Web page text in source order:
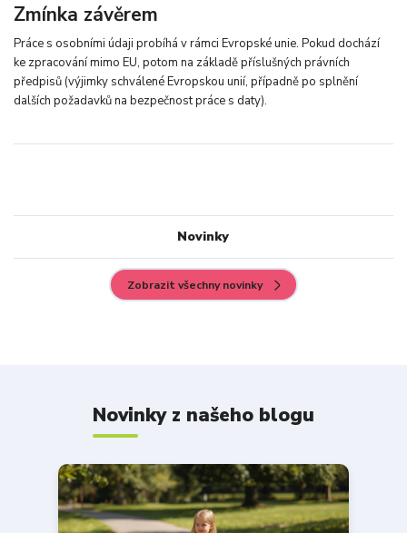
Novinky
Zobrazit všechny novinky
Zmínka závěrem
Práce s osobními údaji probíhá v rámci Evropské unie. Pokud dochází
ke zpracování mimo EU, potom na základě příslušných právních
předpisů (výjimky schválené Evropskou unií, případně po splnění
dalších požadavků na bezpečnost práce s daty).
Novinky z našeho blogu